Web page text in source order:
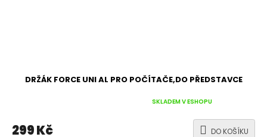
DRŽÁK FORCE UNI AL PRO POČÍTAČE,DO PŘEDSTAVCE
produktu
SKLADEM V ESHOPU
299 Kč DO KOŠÍKU